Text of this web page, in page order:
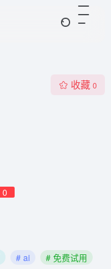
收藏 0
0
# ai # 免费试用